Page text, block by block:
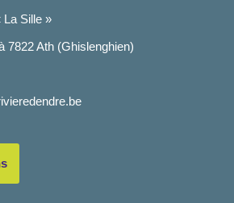
La Sille »
7822 Ath (Ghislenghien)